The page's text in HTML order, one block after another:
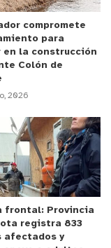
las niñas y
segura y
fundamental y
asociados al
Por lo
conductas
recreativos
a hacer
normalizar el
y a tomar los
evitar las
consumo de
compromete
para
en la construcción
Colón de
2026
frontal: Provincia
registra 833
afectados y